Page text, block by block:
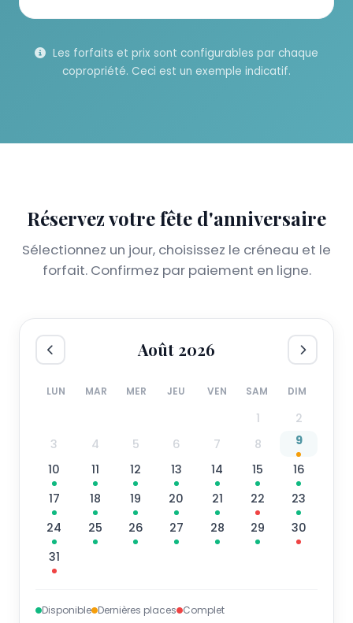
Les forfaits et prix sont configurables par chaque
copropriété. Ceci est un exemple indicatif.
Réservez votre fête d'anniversaire
Sélectionnez un jour, choisissez le créneau et le
forfait. Confirmez par paiement en ligne.
Août 2026
LUN MAR MER JEU VEN SAM DIM
1
2
3
4 5 6 7 8
9
10
11 12 13 14 15
16
17
18 19 20 21 22
23
24
25 26 27 28 29
30
31
Disponible Dernières places Complet